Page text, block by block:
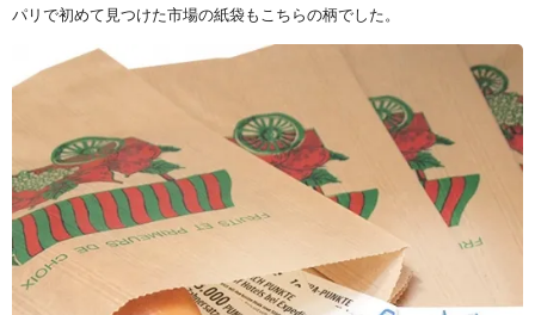
パリで初めて見つけた市場の紙袋もこちらの柄でした。